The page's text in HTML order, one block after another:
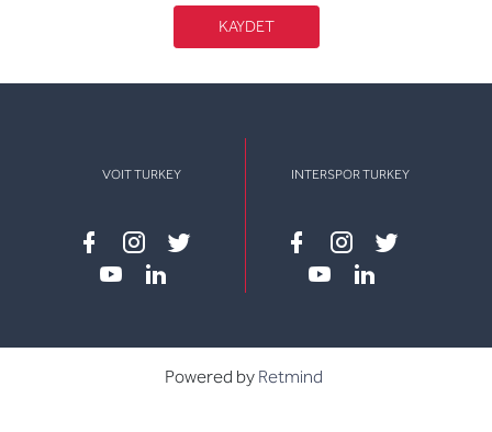
KAYDET
VOIT TURKEY
Facebook
instagram
twitter
INTERSPOR TURKEY
Facebook
instagram
twitter
Powered by Retmind